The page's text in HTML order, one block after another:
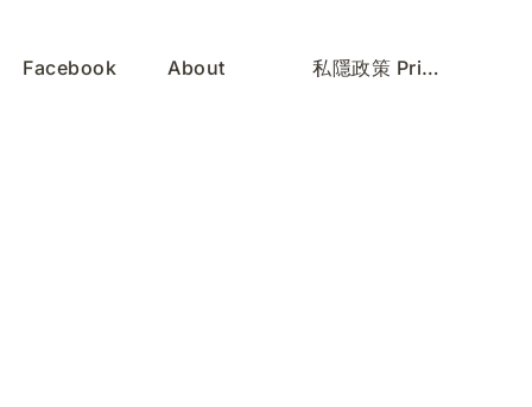
Facebook
About
私隱政策 Privacy Policy